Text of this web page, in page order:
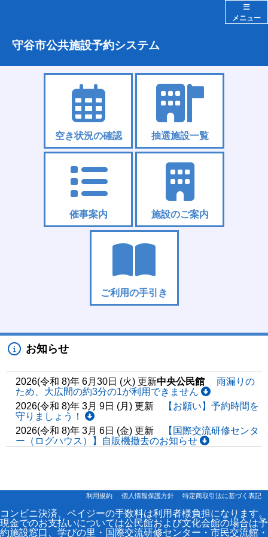
メニュー
守谷市公共施設予約システム
空き状況の確認 抽選施設一覧
催事案内 施設のご案内
ご利用の手引き
お知らせ
2026(令和 8)年 6月30日 (火) 更新中央公民館
雨漏りの
ため、大広間の約3分の1が利用できません
2026(令和 8)年 3月 9日 (月) 更新
【お願い】予約時間を
守りましょう！
2026(令和 8)年 3月 6日 (金) 更新
【国際交流研修センタ
ー（ログハウス）】自販機撤去のお知らせ
利用規約 個人情報保護方針 特定商取引法に基づく表記
コンビニ決済、ペイジーの手数料は利用者様負担になります。
現金でのお支払いについては公民館および文化会館の場合は予
約施設窓口、学びの里・国際交流研修センター・市民交流館・